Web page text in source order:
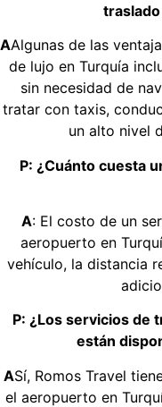
AAlgunas de las
de lujo en Turquía
sin necesidad de
tratar con taxis,
un alto nivel
P: ¿Cuánto cuesta
A: El costo de un
aeropuerto en
vehículo, la distancia
P: ¿Los servicios de
están
ASí, Romos Travel
el aeropuerto en